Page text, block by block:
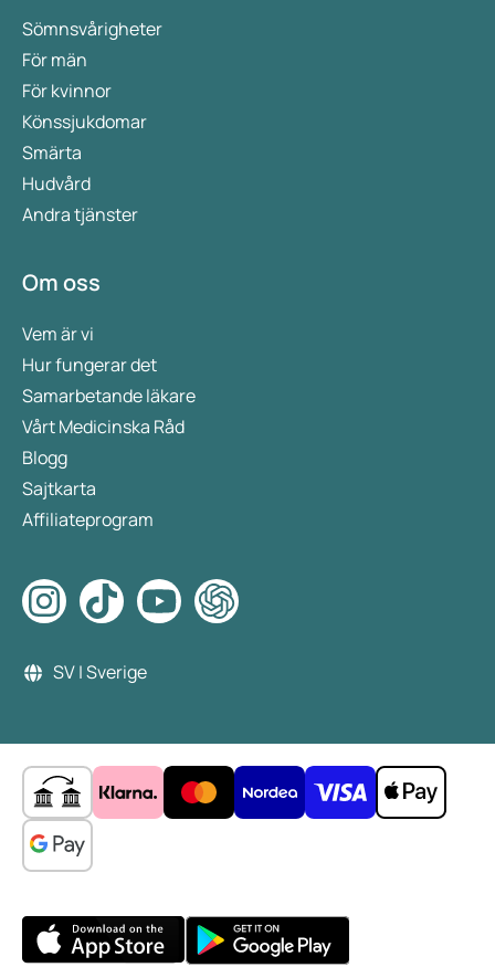
Sömnsvårigheter
För män
För kvinnor
Könssjukdomar
Smärta
Hudvård
Andra tjänster
Om oss
Vem är vi
Hur fungerar det
Samarbetande läkare
Vårt Medicinska Råd
Blogg
Sajtkarta
Affiliateprogram
SV | Sverige